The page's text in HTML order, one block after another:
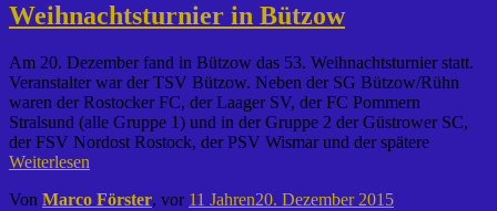
Weihnachtsturnier in Bützow
Am 20. Dezember fand in Bützow das 53. Weihnachtsturnier statt.
Veranstalter war der TSV Bützow. Neben der SG Bützow/Rühn
waren der Rostocker FC, der Laager SV, der FC Pommern
Stralsund (alle Gruppe 1) und in der Gruppe 2 der Güstrower SC,
der FSV Nordost Rostock, der PSV Wismar und der spätere
Weiterlesen
Von Marco Förster, vor 11 Jahren20. Dezember 2015